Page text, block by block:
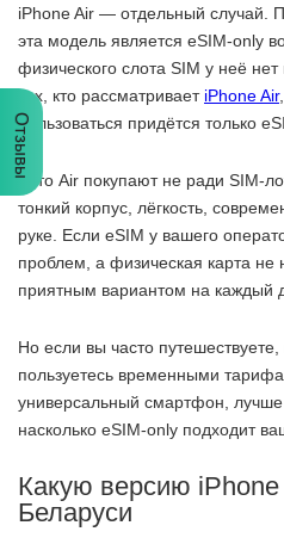
iPhone Air — отдельный случай.
эта модель является eSIM-only
физического слота SIM у неё
тех, кто рассматривает iPhone Air
пользоваться придётся только
Зато Air покупают не ради SIM-
тонкий корпус, лёгкость,
руке. Если eSIM у вашего
проблем, а физическая карта
приятным вариантом на каждый
Но если вы часто
пользуетесь временными
универсальный смартфон, лучше
насколько eSIM-only подходит
Какую версию
Беларуси
Отзывы